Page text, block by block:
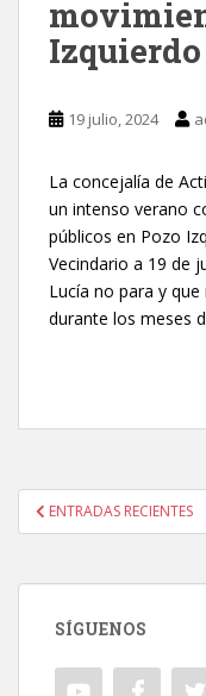
Izquierdo
19 julio, 2024
La concejalía de
un intenso verano
públicos en Pozo
Vecindario a 19 de
Lucía no para y
durante los meses
ENTRADAS RECIENTES
SÍGUENOS